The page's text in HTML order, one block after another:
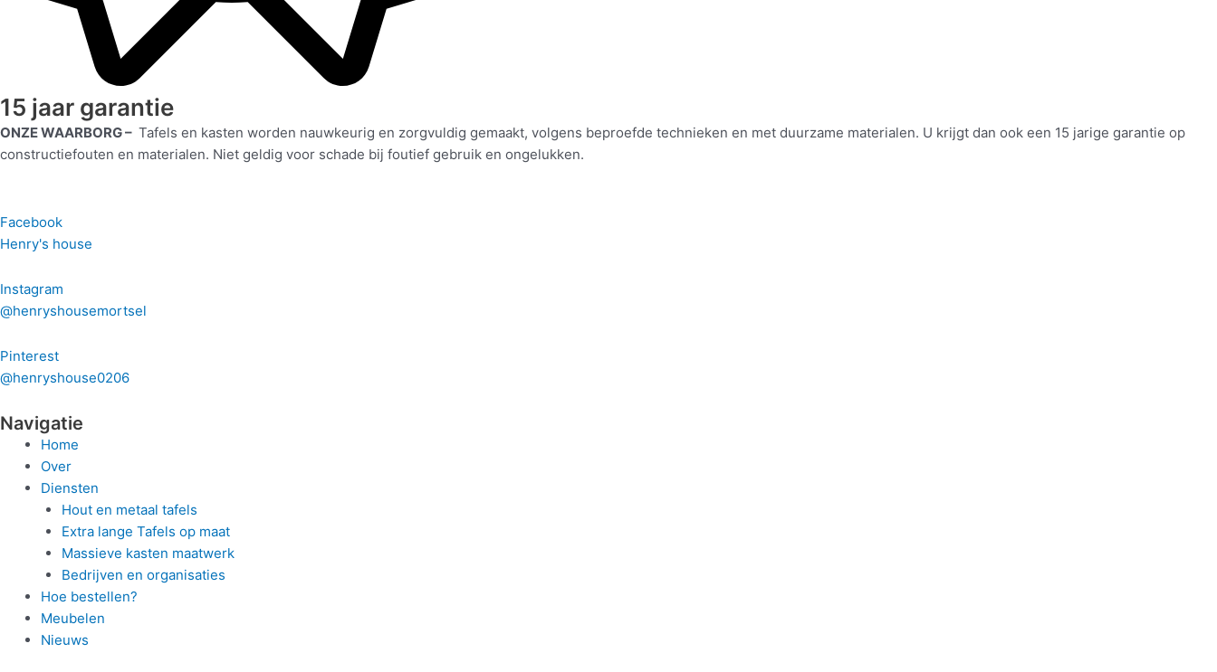
15 jaar garantie
ONZE WAARBORG – Tafels en kasten worden nauwkeurig en zorgvuldig gemaakt, volgens beproefde technieken en met duurzame materialen. U krijgt dan ook een 15 jarige garantie op
constructiefouten en materialen. Niet geldig voor schade bij foutief gebruik en ongelukken.
Facebook
Henry's house
Instagram
@henryshousemortsel
Pinterest
@henryshouse0206
Navigatie
Home
Over
Diensten
Hout en metaal tafels
Extra lange Tafels op maat
Massieve kasten maatwerk
Bedrijven en organisaties
Hoe bestellen?
Meubelen
Nieuws